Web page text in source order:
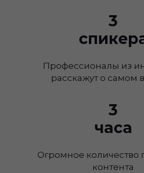
3
Профессионалы из
расскажут о самом
3
часа
Огромное количество
контента